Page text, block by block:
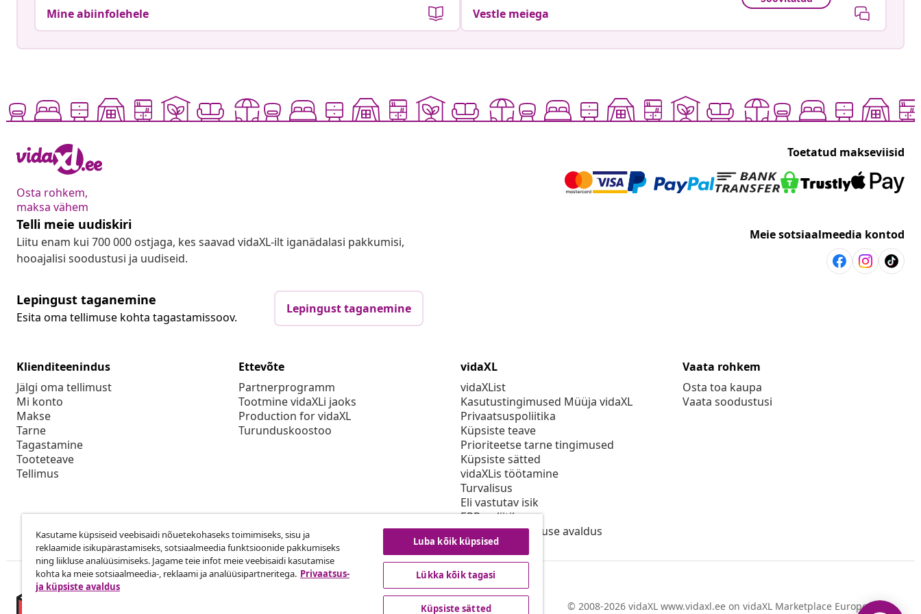
Mine abiinfolehele Vestle meiega
Osta rohkem,
maksa vähem
Toetatud makseviisid
Telli meie uudiskiri
Liitu enam kui 700 000 ostjaga, kes saavad vidaXL-ilt iganädalasi pakkumisi,
hooajalisi soodustusi ja uudiseid.
Meie sotsiaalmeedia kontod
Lepingust taganemine
Esita oma tellimuse kohta tagastamissoov.
Lepingust taganemine
Klienditeenindus
Jälgi oma tellimust
Mi konto
Makse
Tarne
Tagastamine
Tooteteave
Tellimus
Ettevõte
Partnerprogramm
Tootmine vidaXLi jaoks
Production for vidaXL
Turunduskoostoo
vidaXL
vidaXList
Kasutustingimused Müüja vidaXL
Privaatsuspoliitika
Küpsiste teave
Prioriteetse tarne tingimused
Küpsiste sätted
vidaXLis töötamine
Turvalisus
Eli vastutav isik
EPR poliitika
Juurdepääsetavuse avaldus
Vaata rohkem
Osta toa kaupa
Vaata soodustusi
© 2008-2026 vidaXL www.vidaxl.ee on vidaXL Marketplace Europe B.V.
Kasutame küpsiseid veebisaidi nõuetekohaseks toimimiseks, sisu ja
reklaamide isikupärastamiseks, sotsiaalmeedia funktsioonide pakkumiseks
ning liikluse analüüsimiseks. Jagame teie infot meie veebisaidi kasutamise
kohta ka meie sotsiaalmeedia-, reklaami ja analüüsipartneritega. Privaatsus-
ja küpsiste avaldus
Luba kõik küpsised
Lükka kõik tagasi
Küpsiste sätted